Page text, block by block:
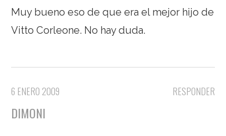
Muy bueno eso de que era el mejor hijo de
Vitto Corleone. No hay duda.
RESPONDER
6 ENERO 2009
DIMONI